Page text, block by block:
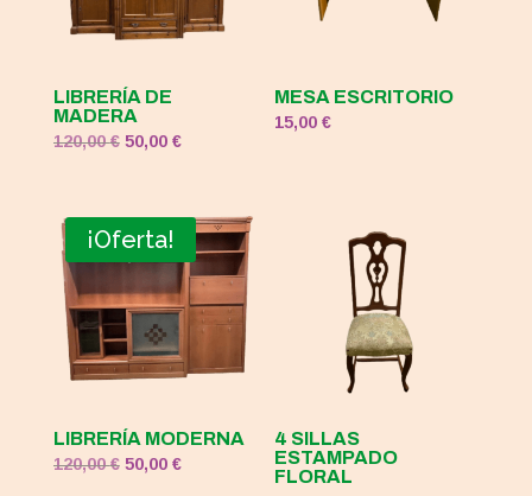
LIBRERÍA DE
MADERA
120,00€ El
era:
120,00 €.
50,00 €El
es:
50,00 €.
MESA ESCRITORIO
15,00€
¡Oferta!
LIBRERÍA MODERNA
120,00€ El
50,00 €El
4 SILLAS
ESTAMPADO
FLORAL